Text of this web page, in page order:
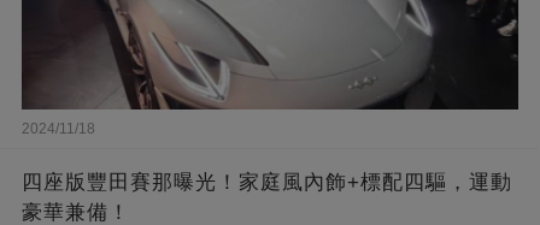
2024/11/18
四座版豐田賽那曝光！家庭風內飾+標配四驅，運動
豪華兼備！